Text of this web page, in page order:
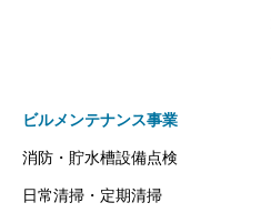
ビルメンテナンス事業
消防・貯水槽設備点検
日常清掃・定期清掃